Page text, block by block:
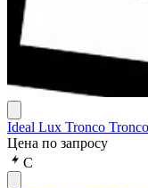
Ideal Lux Tronco
Цена по запросу
С